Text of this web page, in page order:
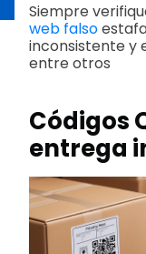
Siempre
web falso
inconsistente y
entre otros
Códigos
entrega